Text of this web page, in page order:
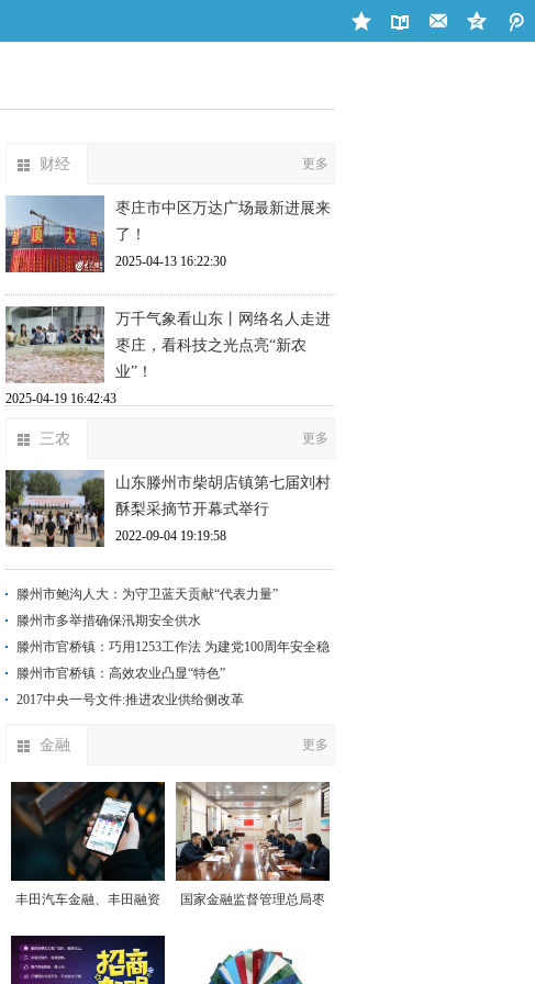
财经 更多
枣庄市中区万达广场最新进展来
了！
2025-04-13 16:22:30
万千气象看山东丨网络名人走进
枣庄，看科技之光点亮“新农
业”！
2025-04-19 16:42:43
三农 更多
山东滕州市柴胡店镇第七届刘村
酥梨采摘节开幕式举行
2022-09-04 19:19:58
滕州市鲍沟人大：为守卫蓝天贡献“代表力量”
滕州市多举措确保汛期安全供水
滕州市官桥镇：巧用1253工作法 为建党100周年安全稳
定“保驾护航”
滕州市官桥镇：高效农业凸显“特色”
2017中央一号文件:推进农业供给侧改革
金融 更多
丰田汽车金融、丰田融资
租赁心系用户始终如一
国家金融监督管理总局枣
局长孙清浩一行到滕州农